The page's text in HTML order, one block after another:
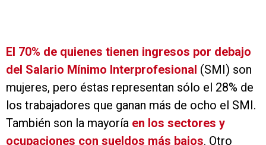
El 70% de quienes tienen ingresos por debajo
del Salario Mínimo Interprofesional (SMI) son
mujeres, pero éstas representan sólo el 28% de
los trabajadores que ganan más de ocho el SMI.
También son la mayoría en los sectores y
ocupaciones con sueldos más bajos. Otro